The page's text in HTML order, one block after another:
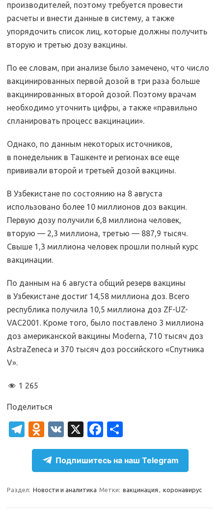
производителей, поэтому требуется провести
расчеты и внести данные в систему, а также
упорядочить список лиц, которые должны получить
вторую и третью дозу вакцины.
По ее словам, при анализе было замечено, что число
вакцинированных первой дозой в три раза больше
вакцинированных второй дозой. Поэтому врачам
необходимо уточнить цифры, а также «правильно
спланировать процесс вакцинации».
Однако, по данным некоторых источников,
в понедельник в Ташкенте и регионах все еще
прививали второй и третьей дозой вакцины.
В Узбекистане по состоянию на 8 августа
использовано более 10 миллионов доз вакцин.
Первую дозу получили 6,8 миллиона человек,
вторую — 2,3 миллиона, третью — 887,9 тысяч.
Свыше 1,3 миллиона человек прошли полный курс
вакцинации.
По данным на 6 августа общий резерв вакцины
в Узбекистане достиг 14,58 миллиона доз. Всего
республика получила 10,5 миллиона доз ZF-UZ-
VAC2001. Кроме того, было поставлено 3 миллиона
доз американской вакцины Moderna, 710 тысяч доз
AstraZeneca и 370 тысяч доз российского «Спутника
V».
1 265
Поделиться
T
el
gr
a
O
d
n
o
kl
V
K
X
Fa
c
e
b
o
т
п
р
а
Подпишитесь на наш Telegram
Раздел: Новости и аналитика Метки: вакцинация , коронавирус